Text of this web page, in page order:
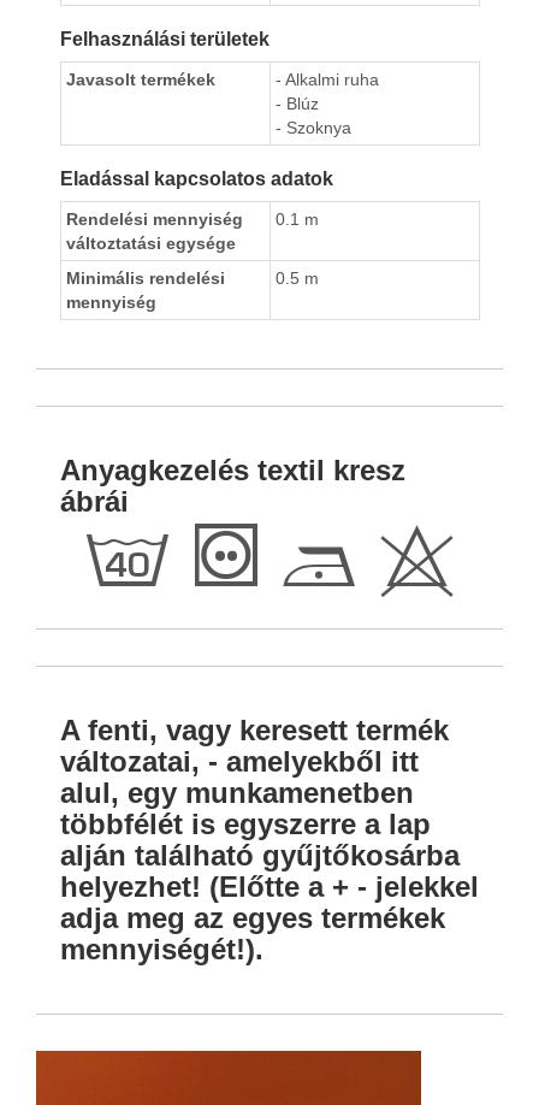
Felhasználási területek
Javasolt termékek
- Alkalmi ruha
- Blúz
- Szoknya
Eladással kapcsolatos adatok
Rendelési mennyiség
változtatási egysége
0.1 m
Minimális rendelési
mennyiség
0.5 m
Anyagkezelés textil kresz
ábrái
h T D H
A fenti, vagy keresett termék
változatai, - amelyekből itt
alul, egy munkamenetben
többfélét is egyszerre a lap
alján található gyűjtőkosárba
helyezhet! (Előtte a + - jelekkel
adja meg az egyes termékek
mennyiségét!).